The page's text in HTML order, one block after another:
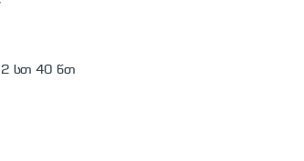
2 სთ 40 წთ